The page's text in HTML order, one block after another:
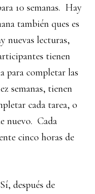
10 semanas. Hay
también ques es
nuevas lecturas,
tienen
para completar las
semanas, tienen
cada tarea, o
nuevo. Cada
cinco horas de
después de